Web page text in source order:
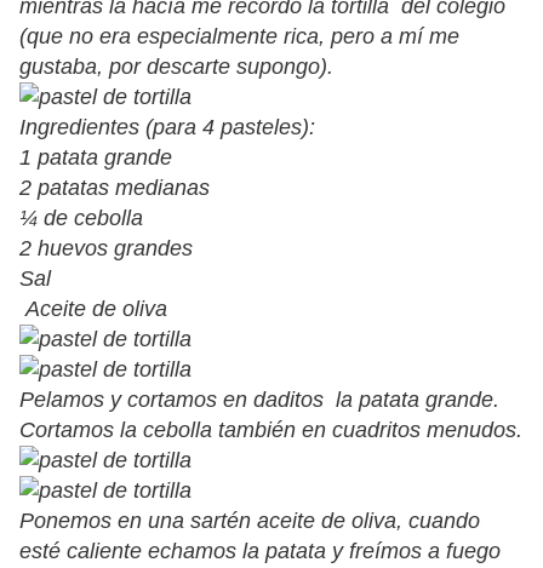
mientras la hacía me recordó la tortilla del colegio
(que no era especialmente rica, pero a mí me
gustaba, por descarte supongo).
Ingredientes (para 4 pasteles):
1 patata grande
2 patatas medianas
¼ de cebolla
2 huevos grandes
Sal
Aceite de oliva
Pelamos y cortamos en daditos la patata grande.
Cortamos la cebolla también en cuadritos menudos.
Ponemos en una sartén aceite de oliva, cuando
esté caliente echamos la patata y freímos a fuego